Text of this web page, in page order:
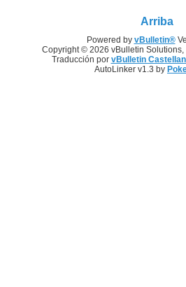
Arriba
Powered by vBulletin®
Copyright © 2026 vBulletin Solutions,
Traducción por vBulletin
AutoLinker v1.3 by